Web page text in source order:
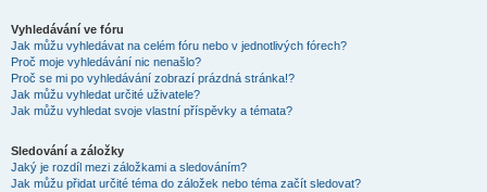
Vyhledávání ve fóru
Jak můžu vyhledávat na celém fóru nebo v jednotlivých fórech?
Proč moje vyhledávání nic nenašlo?
Proč se mi po vyhledávání zobrazí prázdná stránka!?
Jak můžu vyhledat určité uživatele?
Jak můžu vyhledat svoje vlastní příspěvky a témata?
Sledování a záložky
Jaký je rozdíl mezi záložkami a sledováním?
Jak můžu přidat určité téma do záložek nebo téma začít sledovat?